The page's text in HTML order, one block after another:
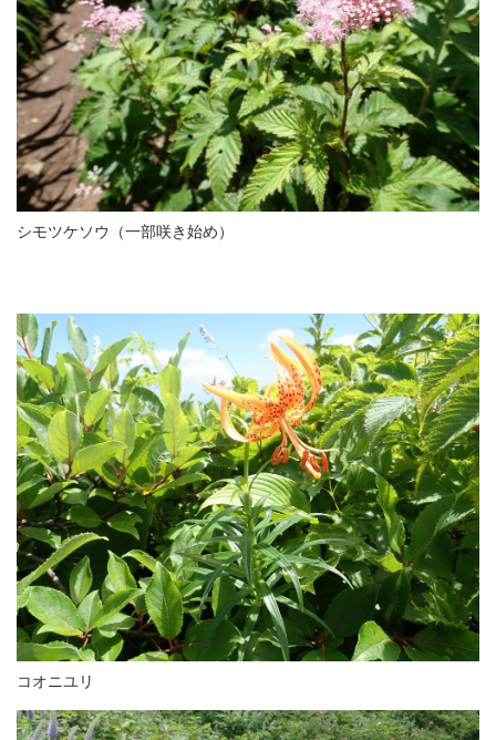
シモツケソウ（一部咲き始め）
コオニユリ